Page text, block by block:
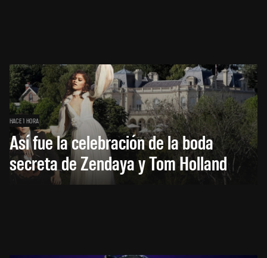
HACE 1 HORA
Así fue la celebración de la boda
secreta de Zendaya y Tom Holland